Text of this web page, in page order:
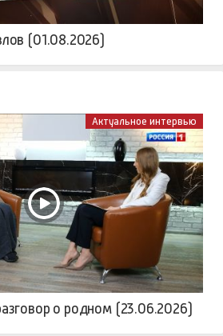
(01.08.2026)
Актуальное интервью
о родном (23.06.2026)